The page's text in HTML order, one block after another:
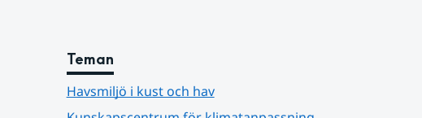
Teman
Havsmiljö i kust och hav